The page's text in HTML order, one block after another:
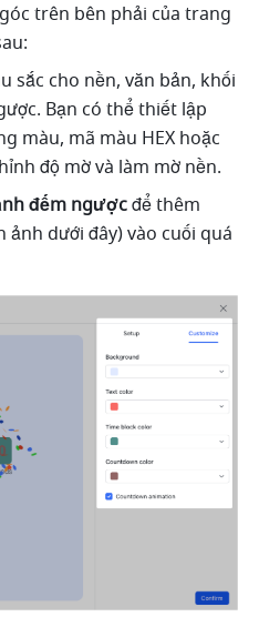
trên bên phải của trang
sắc cho nền, văn bản, khối
Bạn có thể thiết lập
màu, mã màu HEX hoặc
độ mờ và làm mờ nền.
đếm ngược để thêm
dưới đây) vào cuối quá